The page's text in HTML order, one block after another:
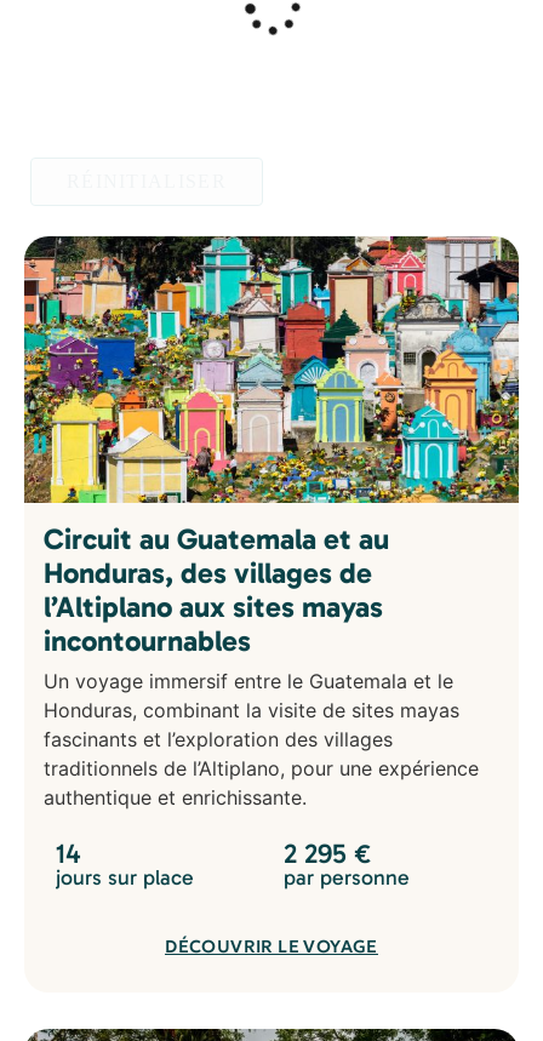
Circuit au Guatemala et au
Honduras, des villages de
l’Altiplano aux sites mayas
incontournables
Un voyage immersif entre le Guatemala et le
Honduras, combinant la visite de sites mayas
fascinants et l’exploration des villages
traditionnels de l’Altiplano, pour une expérience
authentique et enrichissante.
14
jours sur place
2 295 €
par personne
DÉCOUVRIR LE VOYAGE